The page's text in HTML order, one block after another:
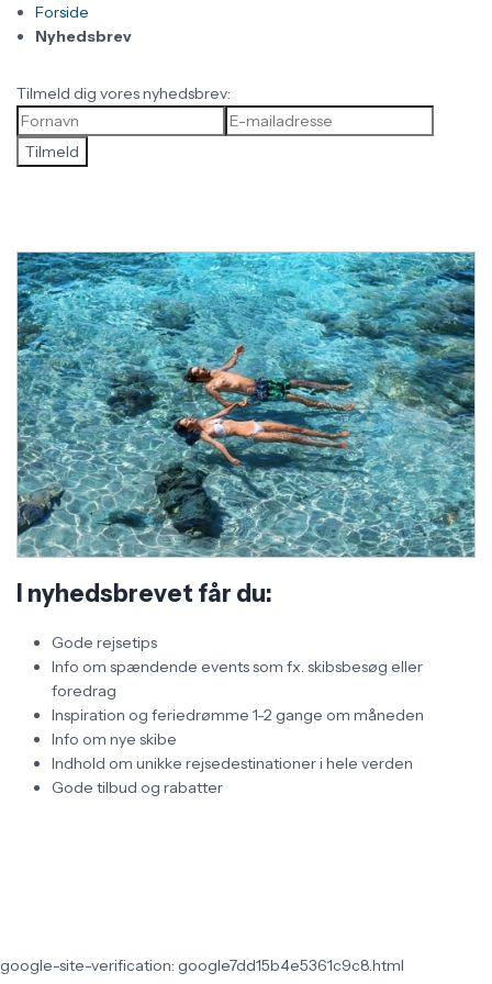
Forside
Nyhedsbrev
Tilmeld dig vores nyhedsbrev:
Tilmeld
I nyhedsbrevet får du:
Gode rejsetips
Info om spændende events som fx. skibsbesøg eller
foredrag
Inspiration og feriedrømme 1-2 gange om måneden
Info om nye skibe
Indhold om unikke rejsedestinationer i hele verden
Gode tilbud og rabatter
google-site-verification: google7dd15b4e5361c9c8.html